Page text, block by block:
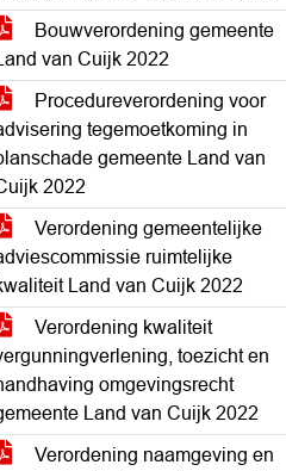
Bouwverordening gemeente
Land van Cuijk 2022
Procedureverordening voor
tegemoetkoming in
gemeente Land van
2022
Verordening gemeentelijke
ruimtelijke
Land van Cuijk 2022
Verordening kwaliteit
toezicht en
omgevingsrecht
Land van Cuijk 2022
Verordening naamgeving en